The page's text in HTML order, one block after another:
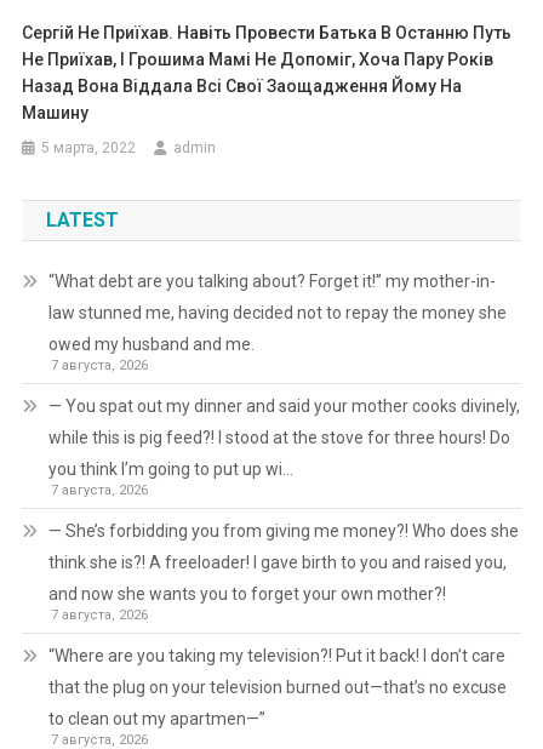
Сергій Не Приїхав. Навіть Провести Батька В Останню Путь
Не Приїхав, І Грошима Мамі Не Допоміг, Хоча Пару Років
Назад Вона Віддала Всі Свої Заощадження Йому На
Машинy
5 марта, 2022 admin
LATEST
“What debt are you talking about? Forget it!” my mother-in-
law stunned me, having decided not to repay the money she
owed my husband and me.
7 августа, 2026
— You spat out my dinner and said your mother cooks divinely,
while this is pig feed?! I stood at the stove for three hours! Do
you think I’m going to put up wi…
7 августа, 2026
— She’s forbidding you from giving me money?! Who does she
think she is?! A freeloader! I gave birth to you and raised you,
and now she wants you to forget your own mother?!
7 августа, 2026
“Where are you taking my television?! Put it back! I don’t care
that the plug on your television burned out—that’s no excuse
to clean out my apartmen—”
7 августа, 2026